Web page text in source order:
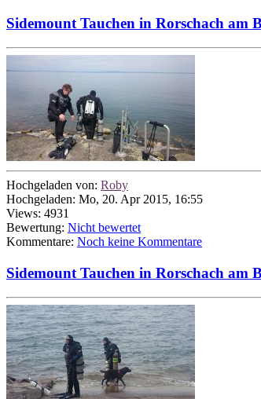
Sidemount Tauchen in Rorschach am
Hochgeladen von: Roby
Hochgeladen: Mo, 20. Apr 2015, 16:55
Views: 4931
Bewertung: Nicht bewertet
Kommentare: Noch keine Kommentare
Sidemount Tauchen in Rorschach am